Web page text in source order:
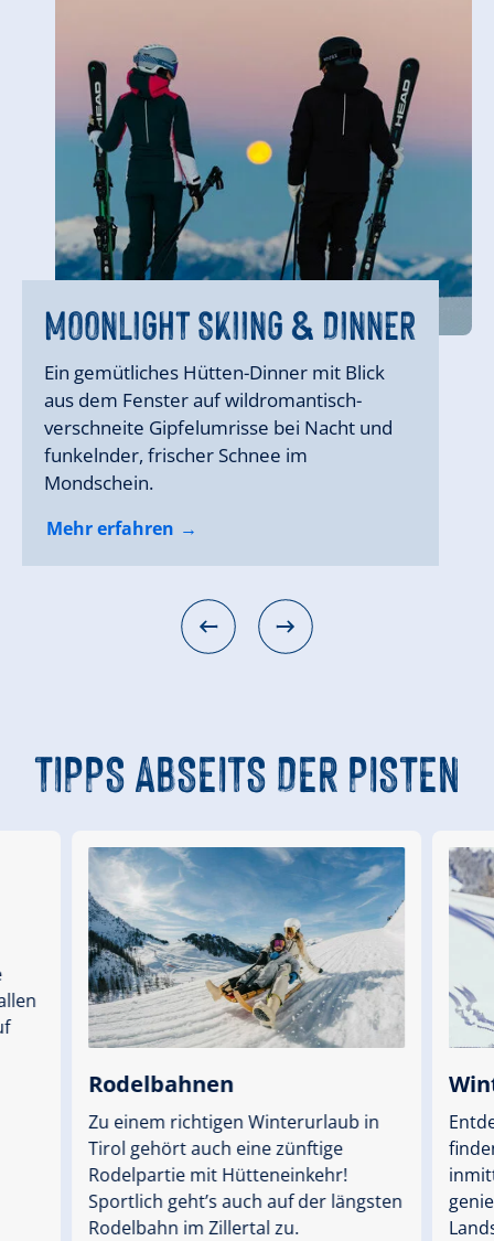
GOOD MORNING SKIING IM
MÄRZ
Mehr erfahren
MOONLIGHT SKIING & DINNER
Ein gemütliches Hütten-Dinner mit Blick
aus dem Fenster auf wildromantisch-
verschneite Gipfelumrisse bei Nacht und
funkelnder, frischer Schnee im
Mondschein.
Mehr erfahren
GOOD MORNING SKIING IM
MÄRZ
Mehr erfahren
MOONLIGHT SKIING & DINNER
Mehr erfahren
TIPPSABSEITS DER PISTEN
Rodelbahnen
Zu einem richtigen Winterurlaub in
Tirol gehört auch eine zünftige
Rodelpartie mit Hütteneinkehr!
Sportlich geht’s auch auf der längsten
Rodelbahn im Zillertal zu.